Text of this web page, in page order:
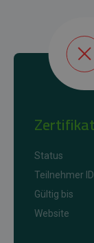
Status
Teilnehmer ID
Gültig bis
Website